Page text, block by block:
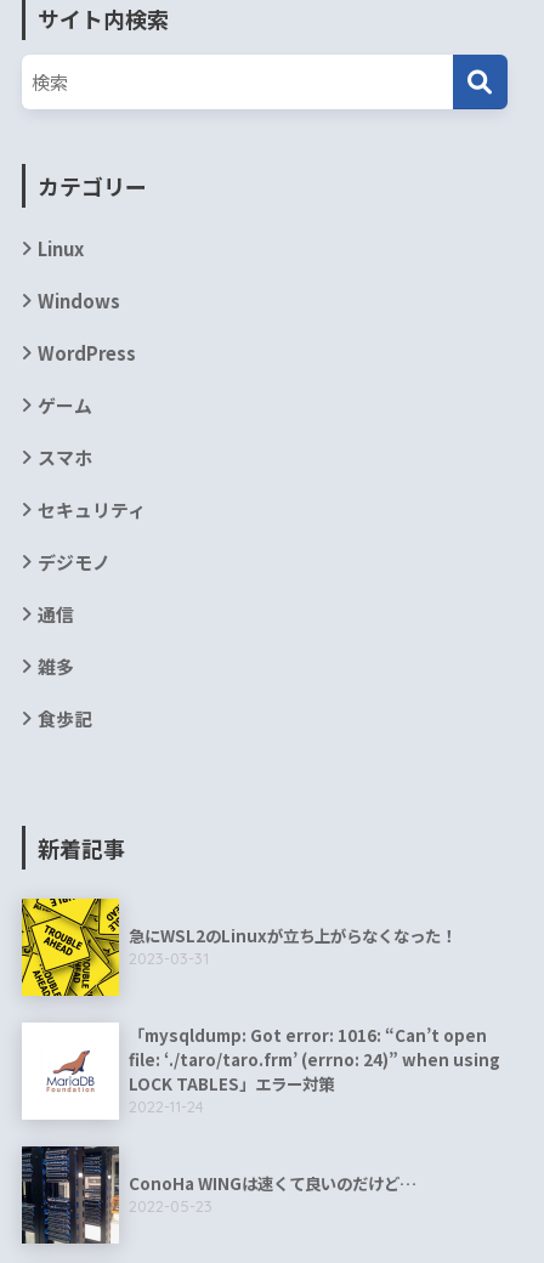
サイト内検索
カテゴリー
Linux
Windows
WordPress
ゲーム
スマホ
セキュリティ
デジモノ
通信
雑多
食歩記
新着記事
急にWSL2のLinuxが立ち上がらなくなった！
2023-03-31
「mysqldump: Got error: 1016: “Can’t open
file: ‘./taro/taro.frm’ (errno: 24)” when using
LOCK TABLES」エラー対策
2022-11-24
ConoHa WINGは速くて良いのだけど…
2022-05-23